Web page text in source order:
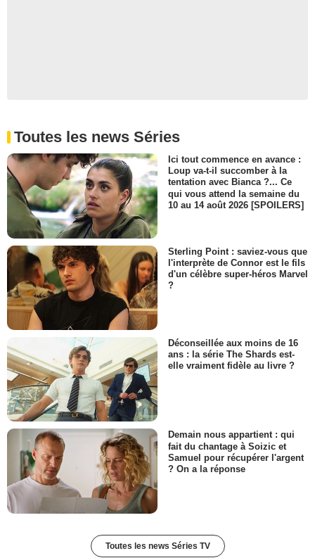
Toutes les news Séries
Ici tout commence en avance :
Loup va-t-il succomber à la
tentation avec Bianca ?... Ce
qui vous attend la semaine du
10 au 14 août 2026 [SPOILERS]
Sterling Point : saviez-vous que
l'interprète de Connor est le fils
d'un célèbre super-héros Marvel
?
Déconseillée aux moins de 16
ans : la série The Shards est-
elle vraiment fidèle au livre ?
Demain nous appartient : qui
fait du chantage à Soizic et
Samuel pour récupérer l'argent
? On a la réponse
Toutes les news Séries TV